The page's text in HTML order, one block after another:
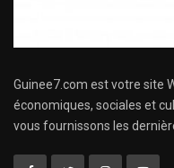
Guinee7.com est votre site
économiques, sociales et
vous fournissons les